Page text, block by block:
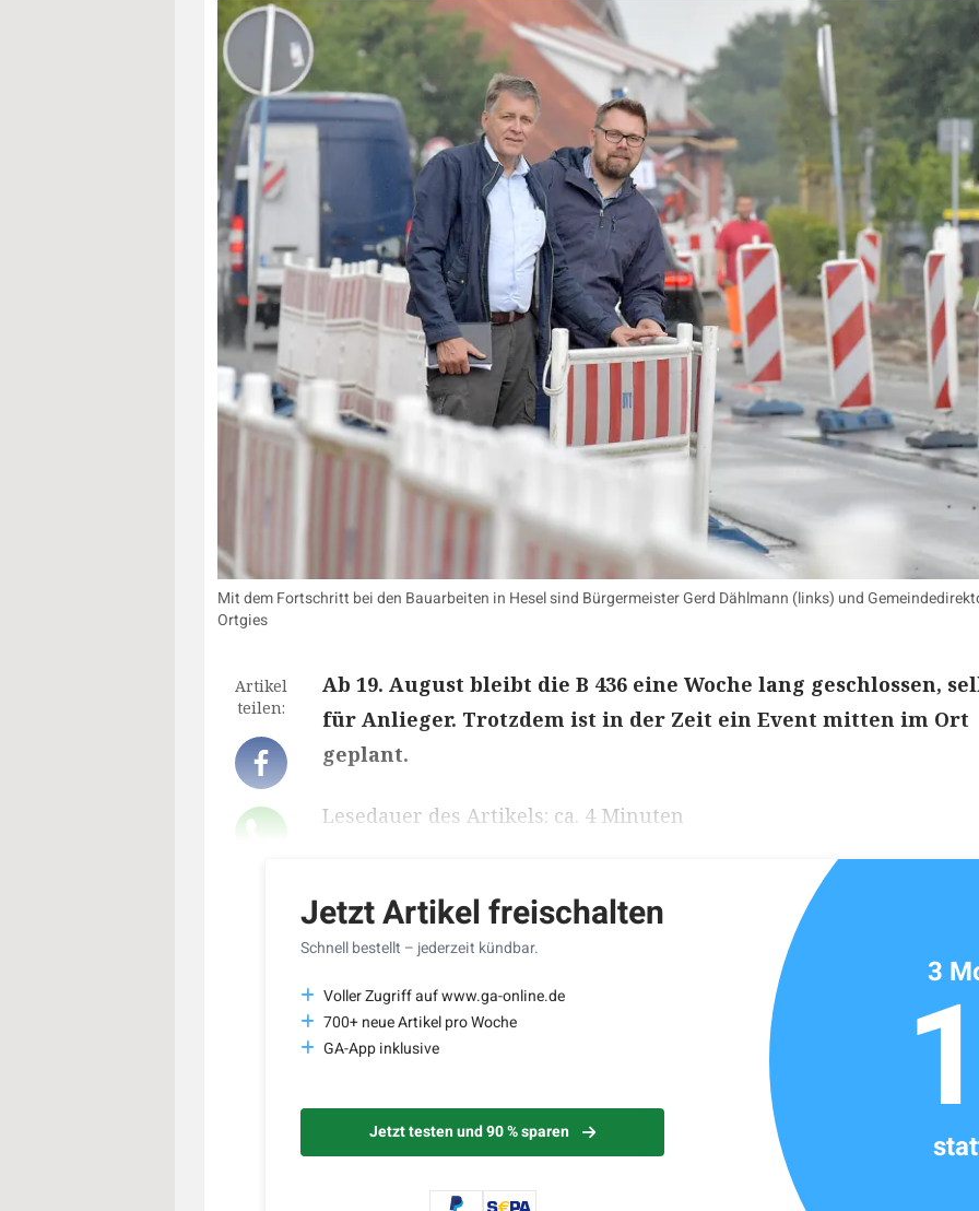
Mit dem Fortschritt bei den Bauarbeiten in Hesel sind Bürgermeister Gerd Dählmann (links) und
Ortgies
Artikel
teilen:
Ab 19. August bleibt die B 436 eine Woche lang geschlossen,
für Anlieger. Trotzdem ist in der Zeit ein Event mitten im Ort
geplant.
Lesedauer des Artikels: ca. 4 Minuten
Jetzt Artikel freischalten
Schnell bestellt – jederzeit kündbar.
Voller Zugriff auf www.ga-online.de
700+ neue Artikel pro Woche
GA-App inklusive
Jetzt testen und 90 % sparen
3